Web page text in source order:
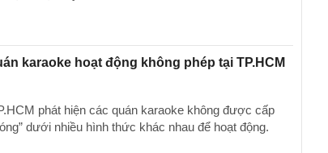
karaoke hoạt động không phép tại TP.HCM
phát hiện các quán karaoke không được cấp
dưới nhiều hình thức khác nhau để hoạt động.